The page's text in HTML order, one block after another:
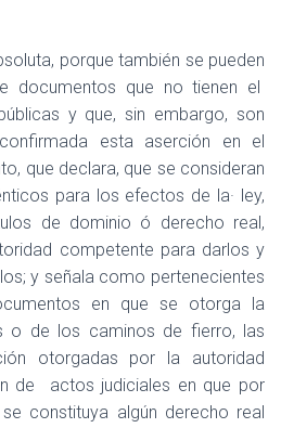
porque también se pueden
documentos que no tienen el
y que, sin embargo, son
esta aserción en el
que declara, que se consideran
para los efectos de la· ley,
de dominio ó derecho real,
competente para darlos y
y señala como pertenecientes
en que se otorga la
o de los caminos de fierro, las
otorgadas por la autoridad
de
actos judiciales en que por
constituya algún derecho real